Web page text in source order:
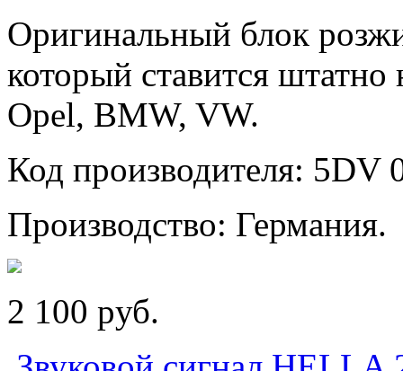
Оригинальный блок
который ставится
Opel, BMW, VW.
Код производителя: 5DV
Производство: Германия.
2 100 pуб.